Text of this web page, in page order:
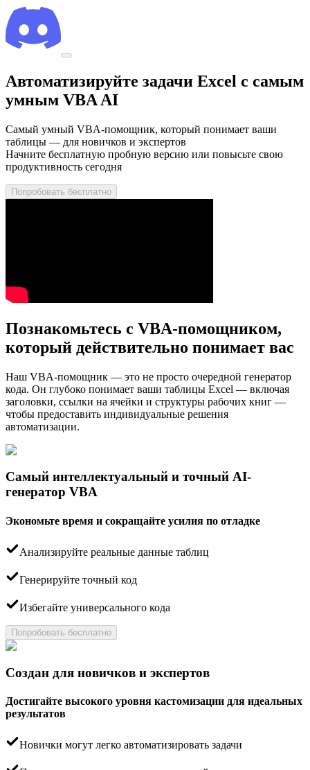
Автоматизируйте задачи Excel с самым
умным VBA AI
Самый умный VBA-помощник, который понимает ваши
таблицы — для новичков и экспертов
Начните бесплатную пробную версию или повысьте свою
продуктивность сегодня
Попробовать бесплатно
Познакомьтесь с VBA-помощником,
который действительно понимает вас
Наш VBA-помощник — это не просто очередной генератор
кода. Он глубоко понимает ваши таблицы Excel — включая
заголовки, ссылки на ячейки и структуры рабочих книг —
чтобы предоставить индивидуальные решения
автоматизации.
Самый интеллектуальный и точный AI-
генератор VBA
Экономьте время и сокращайте усилия по отладке
Анализируйте реальные данные таблиц
Генерируйте точный код
Избегайте универсального кода
Попробовать бесплатно
Создан для новичков и экспертов
Достигайте высокого уровня кастомизации для идеальных
результатов
Новички могут легко автоматизировать задачи